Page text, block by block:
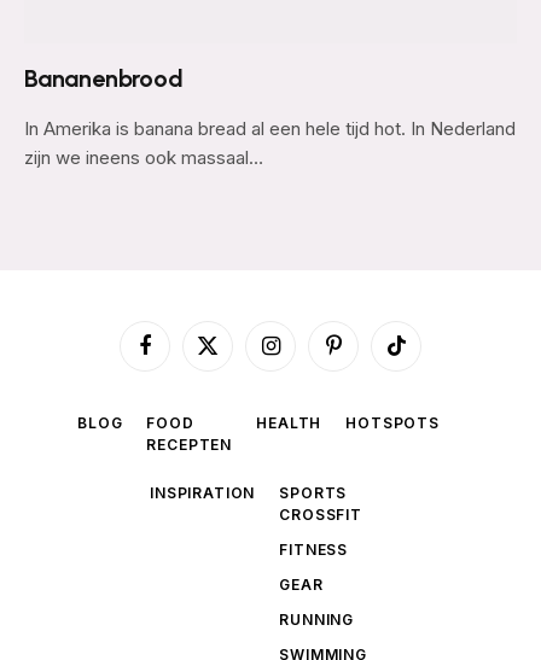
Bananenbrood
In Amerika is banana bread al een hele tijd hot. In Nederland
zijn we ineens ook massaal…
Facebook
X
InstagramPinterestTikTok
BLOG
FOOD
RECEPTEN
HEALTH HOTSPOTS
INSPIRATION
SPORTS
CROSSFIT
FITNESS
GEAR
RUNNING
SWIMMING